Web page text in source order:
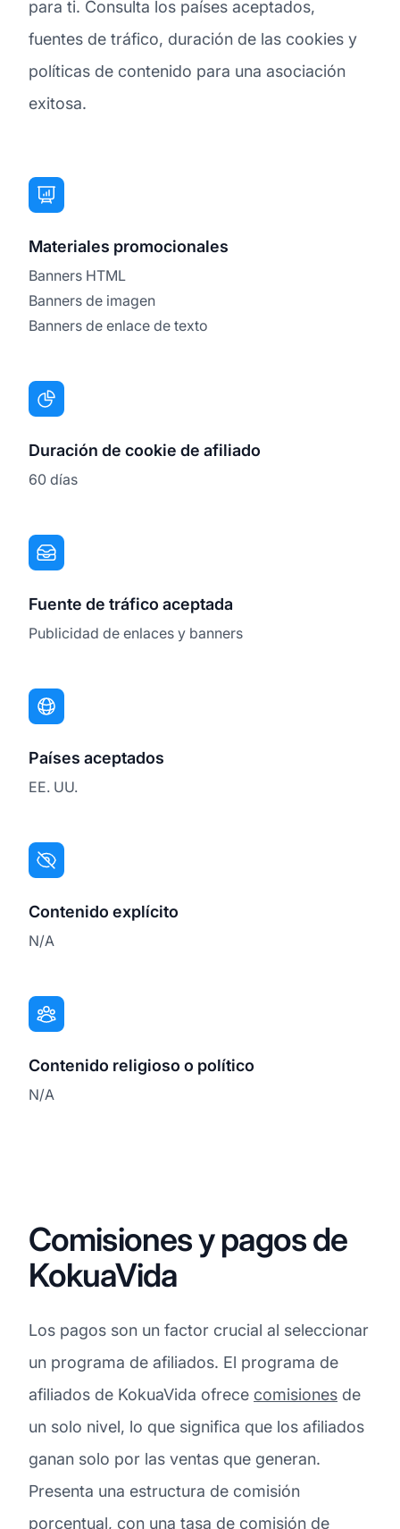
para ti. Consulta los países aceptados,
fuentes de tráfico, duración de las cookies y
políticas de contenido para una asociación
exitosa.
Materiales promocionales
Banners HTML
Banners de imagen
Banners de enlace de texto
Duración de cookie de afiliado
60 días
Fuente de tráfico aceptada
Publicidad de enlaces y banners
Países aceptados
EE. UU.
Contenido explícito
N/A
Contenido religioso o político
N/A
Comisiones y pagos de
KokuaVida
Los pagos son un factor crucial al seleccionar
un programa de afiliados. El programa de
afiliados de KokuaVida ofrece comisiones de
un solo nivel, lo que significa que los afiliados
ganan solo por las ventas que generan.
Presenta una estructura de comisión
porcentual, con una tasa de comisión de